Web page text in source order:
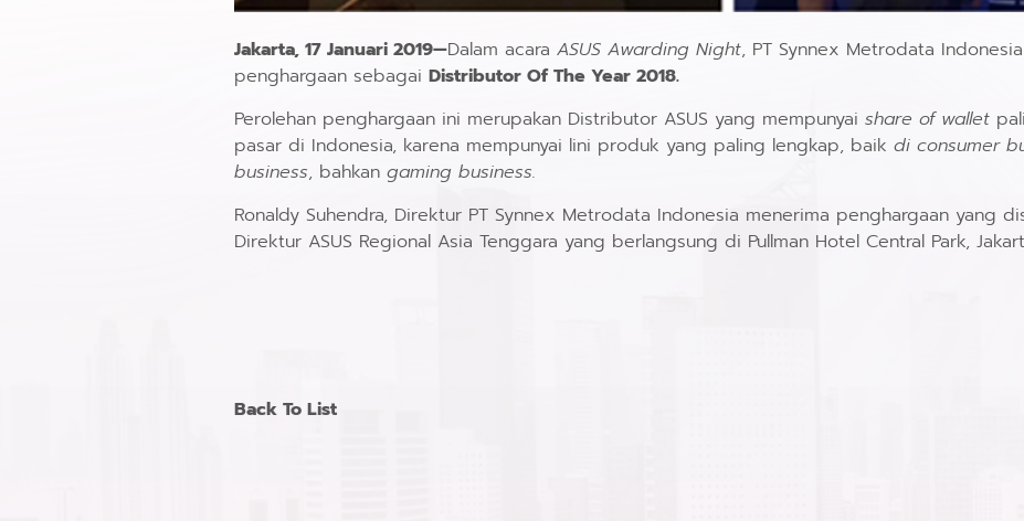
Jakarta, 17 Januari 2019—Dalam acara ASUS Awarding Night, PT Synnex Metrodata
penghargaan sebagai Distributor Of The Year 2018.
Perolehan penghargaan ini merupakan Distributor ASUS yang mempunyai share of wallet
pasar di Indonesia, karena mempunyai lini produk yang paling lengkap, baik di consumer
business, bahkan gaming business.
Ronaldy Suhendra, Direktur PT Synnex Metrodata Indonesia menerima penghargaan yang
Direktur ASUS Regional Asia Tenggara yang berlangsung di Pullman Hotel Central Park,
Back To List